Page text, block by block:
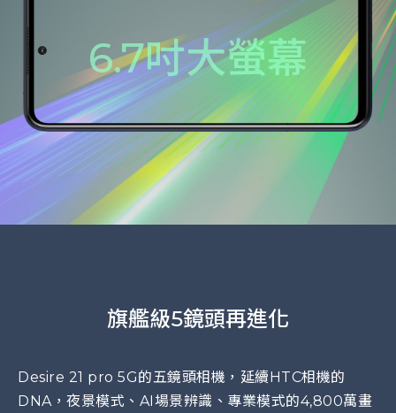
6.7吋大螢幕
旗艦級5鏡頭再進化
Desire 21 pro 5G的五鏡頭相機，延續HTC相機的
DNA，夜景模式、AI場景辨識、專業模式的4,800萬畫